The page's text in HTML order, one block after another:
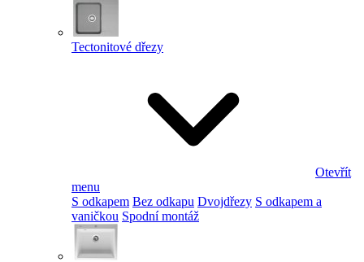
Tectonitové dřezy
Otevřít
menu
S odkapem Bez odkapu Dvojdřezy S odkapem a
vaničkou Spodní montáž